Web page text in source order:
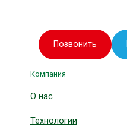
Позвонить
Компания
О нас
Технологии